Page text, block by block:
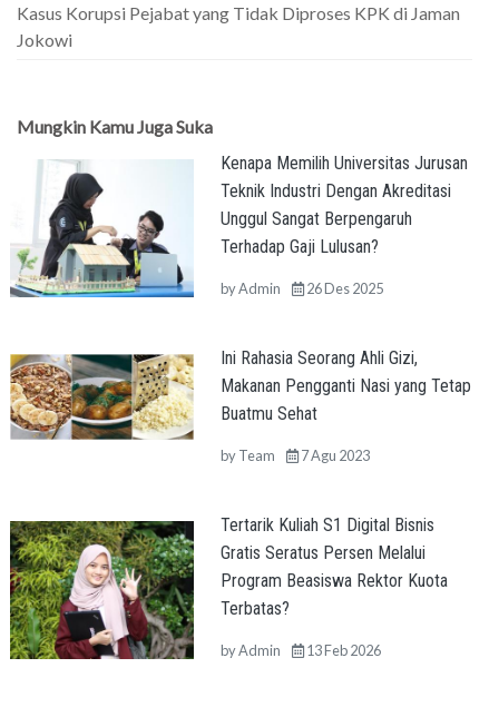
Kasus Korupsi Pejabat yang Tidak Diproses KPK di Jaman
Jokowi
Mungkin Kamu Juga Suka
Kenapa Memilih Universitas Jurusan
Teknik Industri Dengan Akreditasi
Unggul Sangat Berpengaruh
Terhadap Gaji Lulusan?
byAdmin 26 Des 2025
Ini Rahasia Seorang Ahli Gizi,
Makanan Pengganti Nasi yang Tetap
Buatmu Sehat
byTeam 7 Agu 2023
Tertarik Kuliah S1 Digital Bisnis
Gratis Seratus Persen Melalui
Program Beasiswa Rektor Kuota
Terbatas?
byAdmin 13 Feb 2026